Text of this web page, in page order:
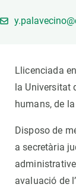
Llicenciada
la Universitat
humans, de
Disposo de
a secretària
avaluació de
Ciència